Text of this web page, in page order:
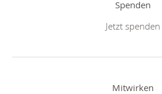
Spenden
Jetzt spenden
Mitwirken